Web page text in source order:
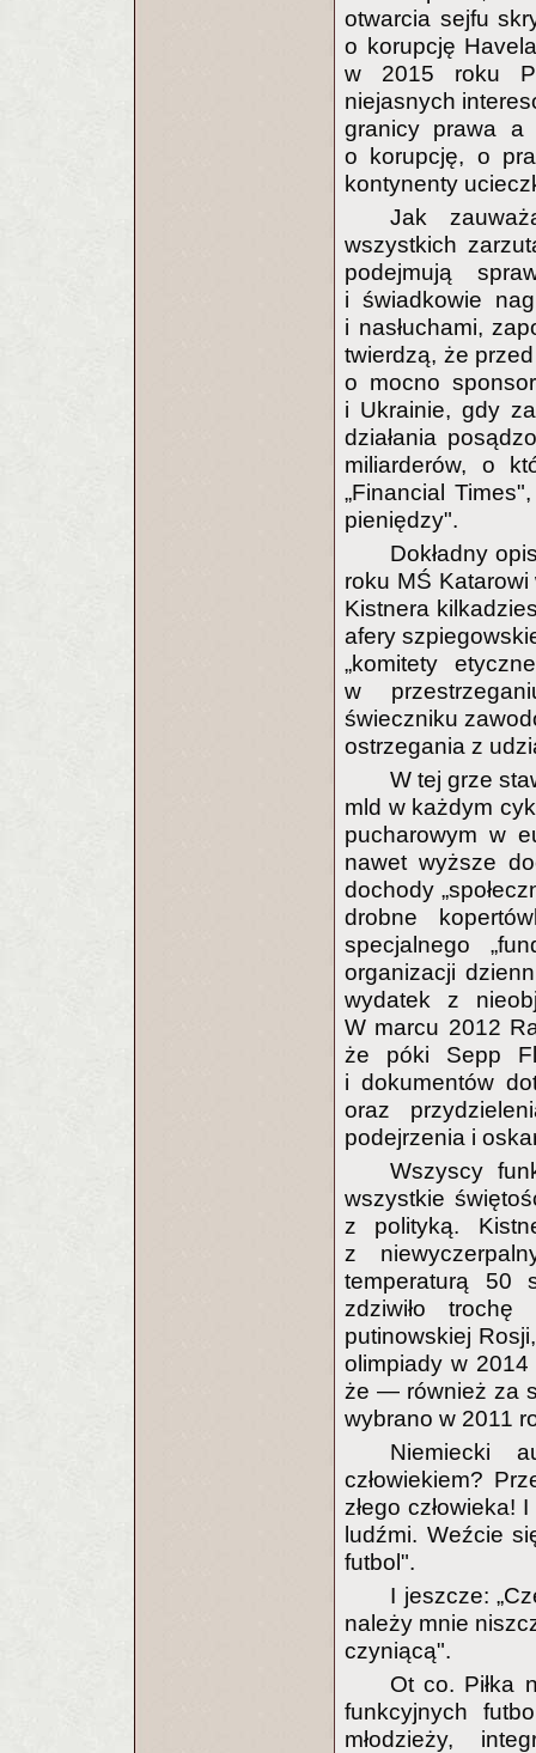
otwarcia sejfu
o korupcję
w 2015 roku
niejasnych
granicy prawa a
o korupcję, o
kontynenty
Jak
wszystkich
podejmują
i świadkowie
i nasłuchami,
twierdzą, że
o mocno
i Ukrainie, gdy
działania
miliarderów, o
„Financial
pieniędzy".
Dokładny
roku MŚ
Kistnera
afery
„komitety
w
świeczniku
ostrzegania z
W tej grze
mld w każdym
pucharowym w
nawet wyższe
dochody
drobne
specjalnego
organizacji
wydatek z
W marcu 2012
że póki Sepp
i dokumentów
oraz
podejrzenia i
Wszyscy
wszystkie
z polityką.
z
temperaturą 50
zdziwiło
putinowskiej
olimpiady w
że — również za
wybrano w 2011
Niemiecki
człowiekiem?
złego
ludźmi. Weźcie
futbol".
I jeszcze:
należy mnie
czyniącą".
Ot co. Piłka
funkcyjnych
młodzieży,